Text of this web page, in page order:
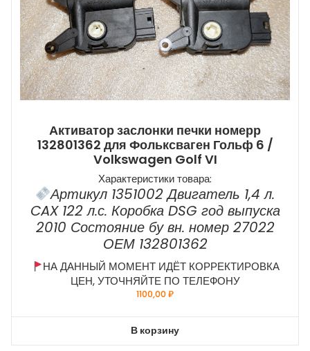
Активатор заслонки печки номерр
132801362 для Фольксваген Гольф 6 /
Volkswagen Golf VI
Характеристики товара:
Артикул 1351002 Двигатель 1,4 л.
CAX 122 л.с. Коробка DSG год выпуска
2010 Состояние бу вн. номер 27022
ОЕМ 132801362
НА ДАННЫЙ МОМЕНТ ИДЁТ КОРРЕКТИРОВКА
ЦЕН, УТОЧНЯЙТЕ ПО ТЕЛЕФОНУ
1100,00₽
В корзину